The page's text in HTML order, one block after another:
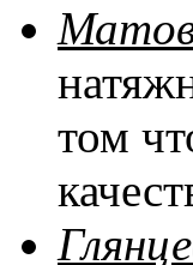
том